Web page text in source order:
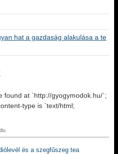
hat a gazdaság alakulása a te
found at `http://gyogymodok.hu/`;
type is `text/html;
és a szegfűszeg tea